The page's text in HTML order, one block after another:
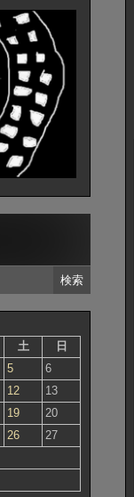
土 日
5
6
12
13
19
20
26
27